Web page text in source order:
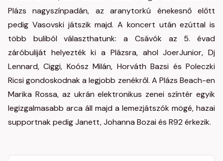
Plázs nagyszínpadán, az aranytorkú énekesnő előtt
pedig Vasovski játszik majd. A koncert után ezúttal is
több buliból választhatunk: a Csávók az 5. évad
záróbuliját helyezték ki a Plázsra, ahol JoerJunior, Dj
Lennard, Ciggi, Koósz Milán, Horváth Bazsi és Poleczki
Ricsi gondoskodnak a legjobb zenékről. A Plázs Beach-en
Marika Rossa, az ukrán elektronikus zenei színtér egyik
legizgalmasabb arca áll majd a lemezjátszók mögé, hazai
supportnak pedig Janett, Johanna Bozai és R92 érkezik.